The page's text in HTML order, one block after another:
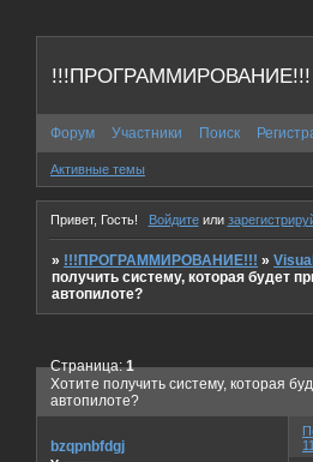
!!!ПРОГРАММИРОВАНИЕ!!!
Форум Участники Поиск
Активные темы
Привет, Гость! Войдитеили
» !!!ПРОГРАММИРОВАНИЕ!!! »
получить систему, которая будет
автопилоте?
Хотите получить систему, которая
автопилоте?
Страница:1
bzqpnbfdgj